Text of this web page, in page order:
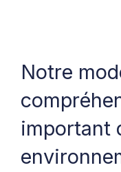
Notre
important